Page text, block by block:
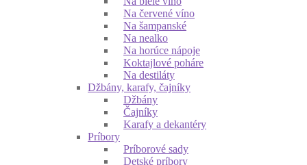
Na červené víno
Na šampanské
Na nealko
Na horúce nápoje
Koktajlové poháre
Na destiláty
Džbány, karafy, čajníky
Džbány
Čajníky
Karafy a dekantéry
Príbory
Príborové sady
Detské príbory